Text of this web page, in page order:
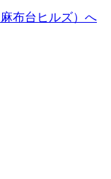
布台ヒルズ）へ